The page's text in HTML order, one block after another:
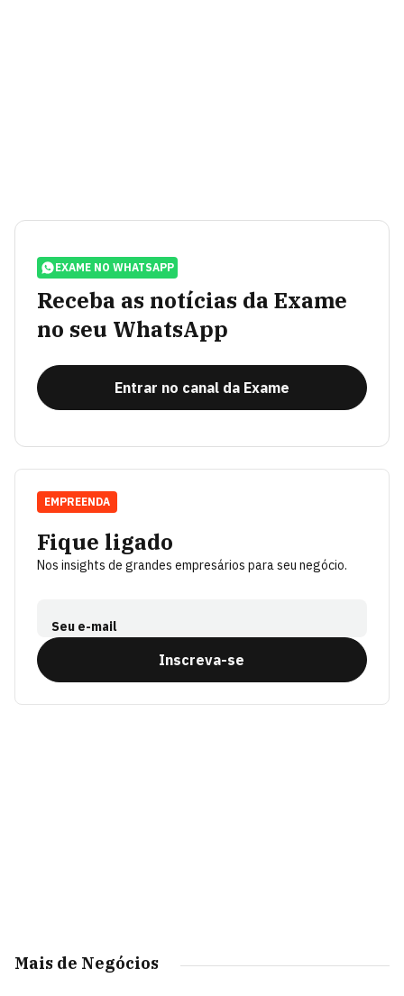
EXAME NO WHATSAPP
Receba as notícias da Exame
no seu WhatsApp
Entrar no canal da Exame
Fique ligado
Nos insights de grandes empresários para seu negócio.
Seu e-mail
Inscreva-se
EMPREENDA
Mais de Negócios